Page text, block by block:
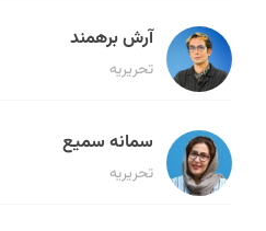
آرش برهمند
تحریریه
سمانه سمیع
تحریریه